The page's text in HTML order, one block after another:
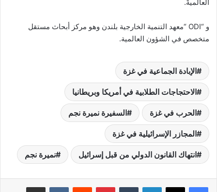
العالميةً.
و “ODI “معهد التنمية الخارجية بلندن وهو مركز أبحاث مستقل
متخصص في الشؤون العالمية.
الإبادة الجماعية في غزة
الاحتجاجات الطلابية في أمريكا وبريطانيا
الحرب في غزة السفيرة نميرة نجم
المجازر الإسرائيلية في غزة
انتهاك القانون الدولي من قبل إسرائيل نميرة نجم
لينكدإن بينتيريست